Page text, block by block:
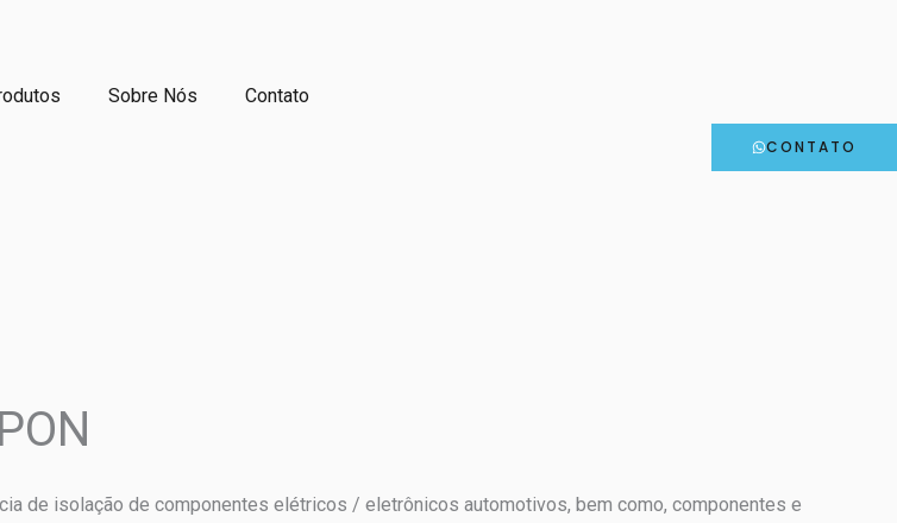
Sobre Nós Contato
CONTATO
de isolação de componentes elétricos / eletrônicos automotivos, bem como, componentes e